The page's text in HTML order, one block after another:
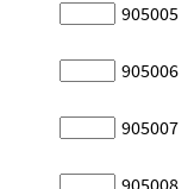
905005
905006
905007